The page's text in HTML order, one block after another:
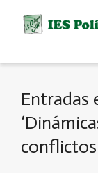
Entradas
conflictos